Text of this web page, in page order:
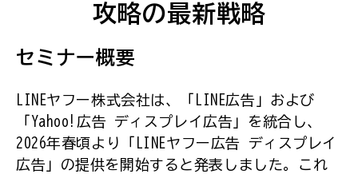
攻略の最新戦略
セミナー概要
LINEヤフー株式会社は、「LINE広告」および
「Yahoo!広告 ディスプレイ広告」を統合し、
2026年春頃より「LINEヤフー広告 ディスプレイ
広告」の提供を開始すると発表しました。これ